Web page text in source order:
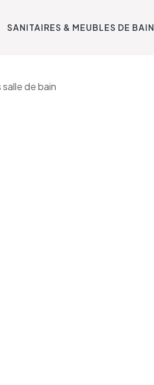
SANITAIRES & MEUBLES DE BAIN
de bain